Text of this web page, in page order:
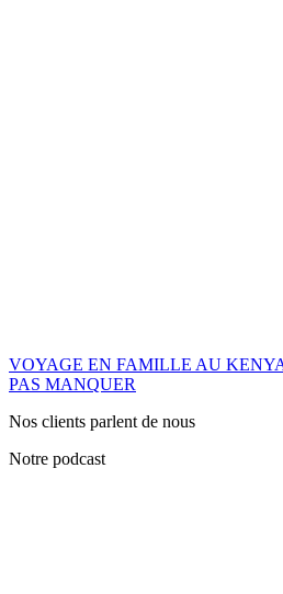
VOYAGE EN FAMILLE AU
PAS MANQUER
Nos clients parlent de nous
Notre podcast